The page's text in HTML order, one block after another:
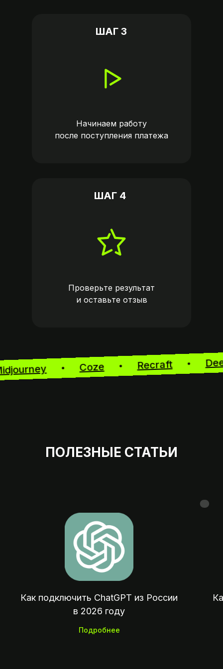
Начинаем работу
после поступления платежа
Проверьте результат
и оставьте отзыв
ШАГ 3
ШАГ 4
Midjourney Coze Recraft
ПОЛЕЗНЫЕ СТАТЬИ
Как подключить ChatGPT из России
в 2026 году
Подробнее
Оплата зарубежных сервисов,
покупок и отелей из России
07:00 —